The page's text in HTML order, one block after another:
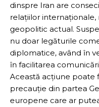
dinspre Iran are
relațiilor
geopolitic actual.
nu doar legăturile
diplomatice, având în
în facilitarea
Această acțiune poate
precauție din partea
europene care ar